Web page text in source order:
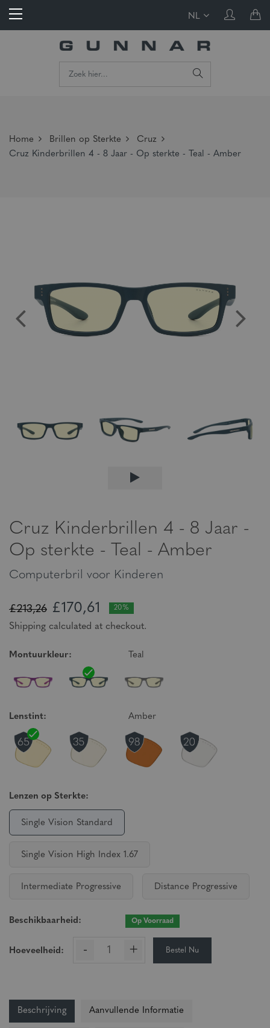
NL
Home Brillen op Sterkte
Cruz
Cruz Kinderbrillen 4 - 8 Jaar - Op sterkte - Teal - Amber
Cruz Kinderbrillen 4 - 8 Jaar -
Op sterkte - Teal - Amber
Computerbril voor Kinderen
£213,26 £170,61 20%
Shipping calculated at checkout.
Montuurkleur: Teal
Lenstint: Amber
Lenzen op Sterkte:
Single Vision Standard
Single Vision High Index 1.67
Intermediate Progressive Distance Progressive
Beschikbaarheid: Op Voorraad
Hoeveelheid: - + Bestel Nu
Beschrijving Aanvullende Informatie